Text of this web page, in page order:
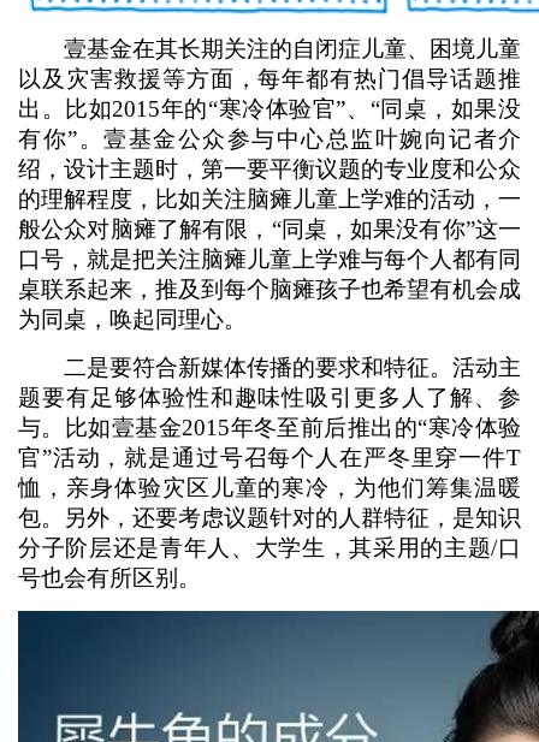
壹基金在其长期关注的自闭症儿童、困境儿童
以及灾害救援等方面，每年都有热门倡导话题推
出。比如2015年的“寒冷体验官”、“同桌，如果没
有你”。壹基金公众参与中心总监叶婉向记者介
绍，设计主题时，第一要平衡议题的专业度和公众
的理解程度，比如关注脑瘫儿童上学难的活动，一
般公众对脑瘫了解有限，“同桌，如果没有你”这一
口号，就是把关注脑瘫儿童上学难与每个人都有同
桌联系起来，推及到每个脑瘫孩子也希望有机会成
为同桌，唤起同理心。
二是要符合新媒体传播的要求和特征。活动主
题要有足够体验性和趣味性吸引更多人了解、参
与。比如壹基金2015年冬至前后推出的“寒冷体验
官”活动，就是通过号召每个人在严冬里穿一件T
恤，亲身体验灾区儿童的寒冷，为他们筹集温暖
包。另外，还要考虑议题针对的人群特征，是知识
分子阶层还是青年人、大学生，其采用的主题/口
号也会有所区别。